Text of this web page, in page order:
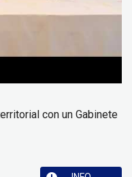
con un Gabinete